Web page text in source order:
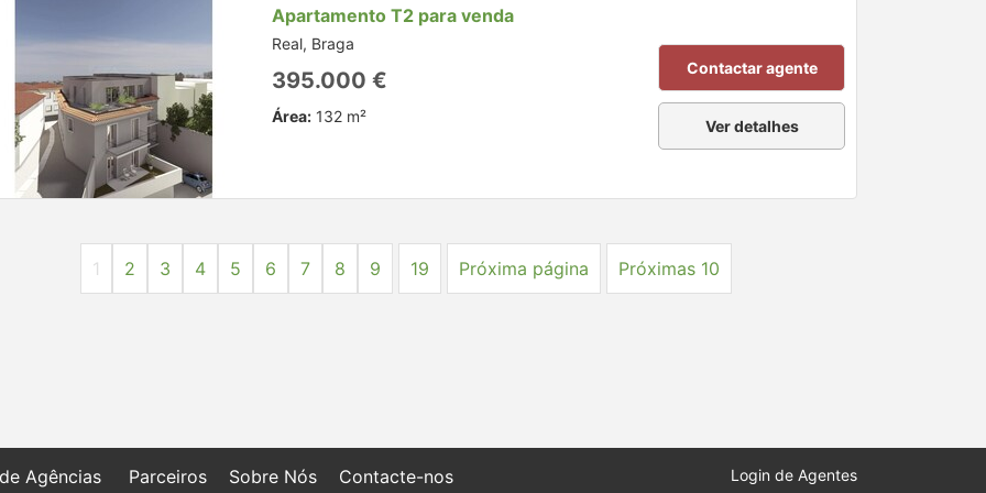
Apartamento T2 para venda
Real, Braga
395.000 €
Área: 132 m²
Contactar agente
Ver detalhes
1 2 3 4 5 6 7 8 9 19 Próxima página Próximas 10
Agências Parceiros Sobre Nós Contacte-nos Login de Agentes